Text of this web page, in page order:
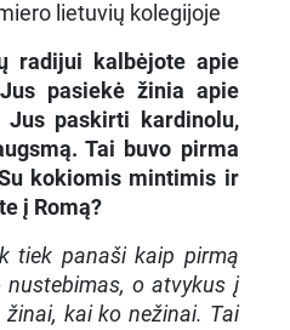
lietuvių kolegijoje
radijui kalbėjote apie
pasiekė žinia apie
Jus paskirti kardinolu,
Tai buvo pirma
kokiomis mintimis ir
į Romą?
tiek panaši kaip pirmą
o atvykus į
kai ko nežinai. Tai